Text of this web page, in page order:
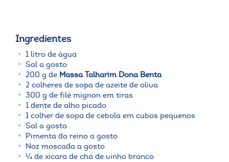
Ingredientes
1 litro de água
Sal a gosto
200 g de Massa Talharim Dona Benta
2 colheres de sopa de azeite de oliva
300 g de filé mignon em tiras
1 dente de alho picado
1 colher de sopa de cebola em cubos pequenos
Sal a gosto
Pimenta do reino a gosto
Noz moscada a gosto
¼ de xícara de chá de vinho branco